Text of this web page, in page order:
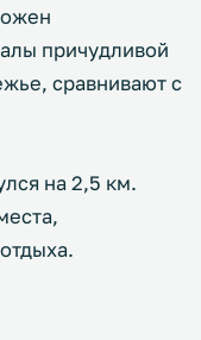
причудливой
сравнивают с
на 2,5 км.